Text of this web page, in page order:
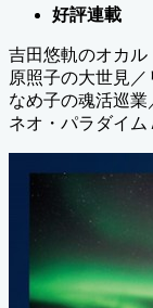
好評連載
吉田悠軌のオカ
原照子の大世見
なめ子の魂活巡
ネオ・パラダイ